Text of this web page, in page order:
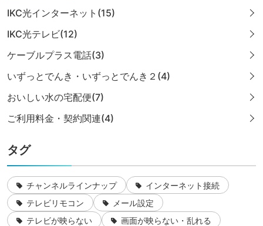
IKC光インターネット(15)
IKC光テレビ(12)
ケーブルプラス電話(3)
いずっとでんき・いずっとでんき２(4)
おいしい水の宅配便(7)
ご利用料金・契約関連(4)
タグ
チャンネルラインナップ
インターネット接続
テレビリモコン
メール設定
テレビが映らない
画面が映らない・乱れる